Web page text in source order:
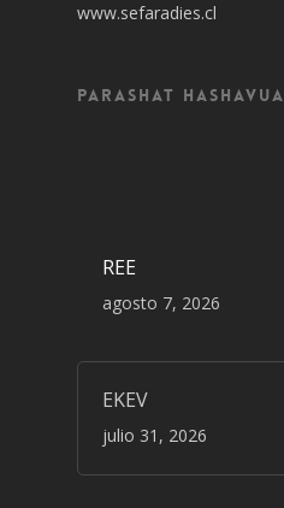
www.sefaradies.cl
Parashat Hashavua
REE
agosto 7, 2026
EKEV
julio 31, 2026